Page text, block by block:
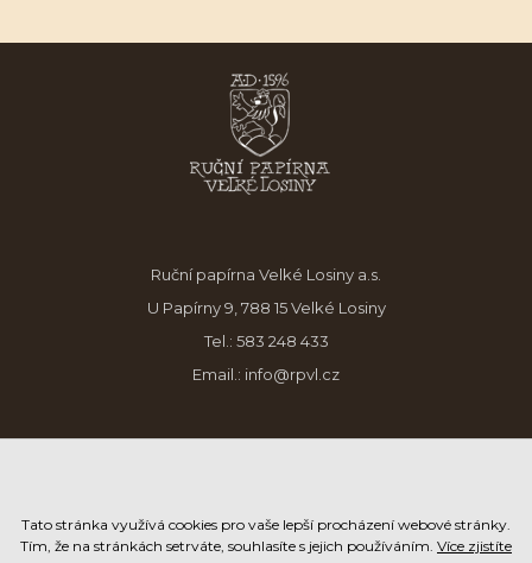
Ruční papírna Velké Losiny a.s.
U Papírny 9, 788 15 Velké Losiny
Tel.: 583 248 433
Email.: info@rpvl.cz
Tato stránka využívá cookies pro vaše lepší procházení webové stránky.
Tím, že na stránkách setrváte, souhlasíte s jejich používáním. Více zjistíte